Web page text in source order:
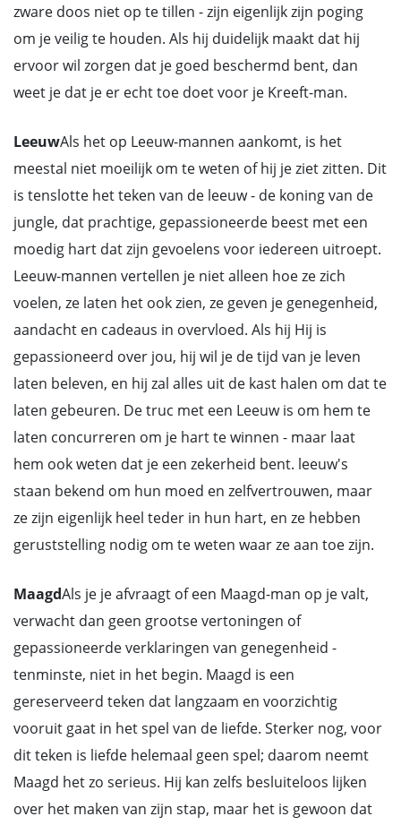
zware doos niet op te tillen - zijn eigenlijk zijn poging
om je veilig te houden. Als hij duidelijk maakt dat hij
ervoor wil zorgen dat je goed beschermd bent, dan
weet je dat je er echt toe doet voor je Kreeft-man.
LeeuwAls het op Leeuw-mannen aankomt, is het
meestal niet moeilijk om te weten of hij je ziet zitten. Dit
is tenslotte het teken van de leeuw - de koning van de
jungle, dat prachtige, gepassioneerde beest met een
moedig hart dat zijn gevoelens voor iedereen uitroept.
Leeuw-mannen vertellen je niet alleen hoe ze zich
voelen, ze laten het ook zien, ze geven je genegenheid,
aandacht en cadeaus in overvloed. Als hij Hij is
gepassioneerd over jou, hij wil je de tijd van je leven
laten beleven, en hij zal alles uit de kast halen om dat te
laten gebeuren. De truc met een Leeuw is om hem te
laten concurreren om je hart te winnen - maar laat
hem ook weten dat je een zekerheid bent. leeuw's
staan bekend om hun moed en zelfvertrouwen, maar
ze zijn eigenlijk heel teder in hun hart, en ze hebben
geruststelling nodig om te weten waar ze aan toe zijn.
MaagdAls je je afvraagt of een Maagd-man op je valt,
verwacht dan geen grootse vertoningen of
gepassioneerde verklaringen van genegenheid -
tenminste, niet in het begin. Maagd is een
gereserveerd teken dat langzaam en voorzichtig
vooruit gaat in het spel van de liefde. Sterker nog, voor
dit teken is liefde helemaal geen spel; daarom neemt
Maagd het zo serieus. Hij kan zelfs besluiteloos lijken
over het maken van zijn stap, maar het is gewoon dat